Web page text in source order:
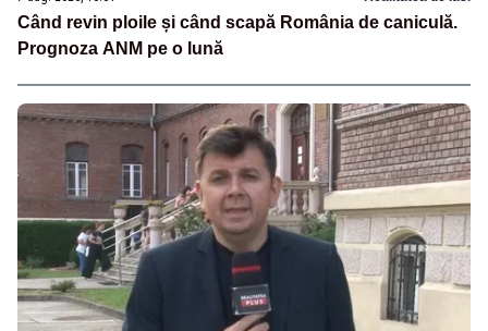
Când revin ploile și când scapă România de caniculă.
Prognoza ANM pe o lună